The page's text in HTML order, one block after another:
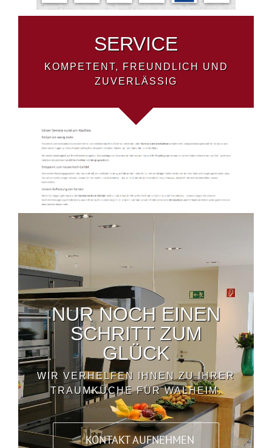
SERVICE
KOMPETENT, FREUNDLICH UND
ZUVERLÄSSIG
NUR NOCH EINEN
SCHRITT ZUM
GLÜCK
WIR VERHELFEN IHNEN ZU IHRER
TRAUMKÜCHE FÜR WALHEIM.
KONTAKT AUFNEHMEN